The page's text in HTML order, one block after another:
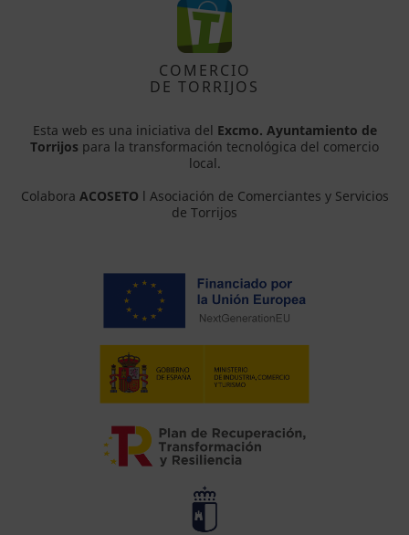
COMERCIO
DE TORRIJOS
Esta web es una iniciativa del Excmo. Ayuntamiento de
Torrijos para la transformación tecnológica del comercio
local.
Colabora ACOSETO l Asociación de Comerciantes y Servicios
de Torrijos